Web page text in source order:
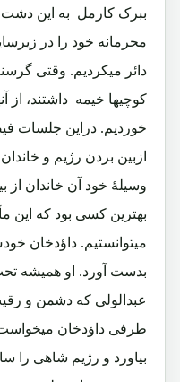
ببرک کارمل به این
محرمانه خود را در
دائر میکردیم. وقتی
کوچیها خیمه داشتند، از
خوردیم. دراین جلسات
ازبین بردن رژیم و
وسیلۀ خود آن خاندان از
بهترین کسی بود که این
میتوانستیم. داؤدخان
بدست آورد. او همیشه
عبدالولی که دشمن و
طرفی داؤدخان میخواست
بیاورد و رژیم شاهی را